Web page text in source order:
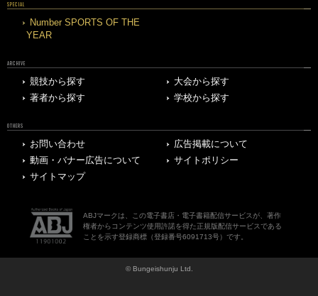
SPECIAL
Number SPORTS OF THE
YEAR
ARCHIVE
競技から探す
大会から探す
著者から探す
学校から探す
OTHERS
お問い合わせ
広告掲載について
動画・バナー広告について
サイトポリシー
サイトマップ
ABJマークは、この電子書店・電子書籍配信サービスが、著作
権者からコンテンツ使用許諾を得た正規版配信サービスである
ことを示す登録商標（登録番号6091713号）です。
© Bungeishunju Ltd.